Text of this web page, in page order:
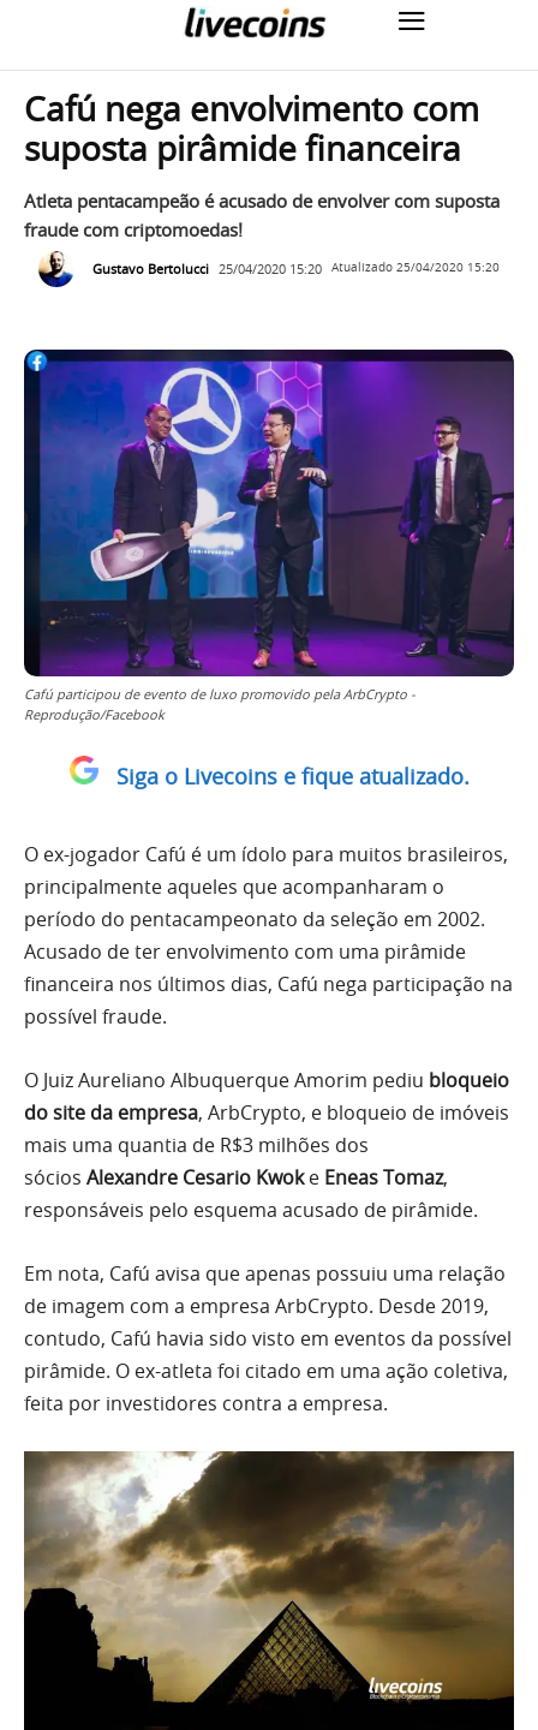
Cafú nega envolvimento com
suposta pirâmide financeira
Atleta pentacampeão é acusado de envolver com suposta
fraude com criptomoedas!
Gustavo Bertolucci 25/04/2020 15:20 Atualizado 25/04/2020 15:20
Cafú participou de evento de luxo promovido pela ArbCrypto -
Reprodução/Facebook
Siga o Livecoins e fique atualizado.
O ex-jogador Cafú é um ídolo para muitos brasileiros,
principalmente aqueles que acompanharam o
período do pentacampeonato da seleção em 2002.
Acusado de ter envolvimento com uma pirâmide
financeira nos últimos dias, Cafú nega participação na
possível fraude.
O Juiz Aureliano Albuquerque Amorim pediu bloqueio
do site da empresa, ArbCrypto, e bloqueio de imóveis
mais uma quantia de R$3 milhões dos
sócios Alexandre Cesario Kwoke Eneas Tomaz,
responsáveis pelo esquema acusado de pirâmide.
Em nota, Cafú avisa que apenas possuiu uma relação
de imagem com a empresa ArbCrypto. Desde 2019,
contudo, Cafú havia sido visto em eventos da possível
pirâmide. O ex-atleta foi citado em uma ação coletiva,
feita por investidores contra a empresa.